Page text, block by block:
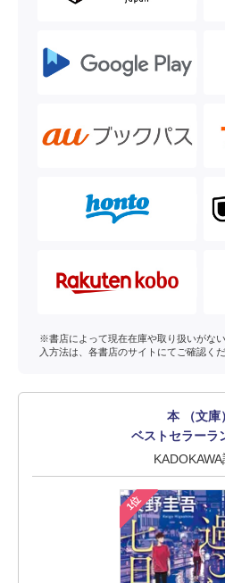
※書店によって現在在庫や取り扱いがな
入方法は、各書店のサイトにてご確認くだ
本 （文庫）
ベストセラーラ
1位